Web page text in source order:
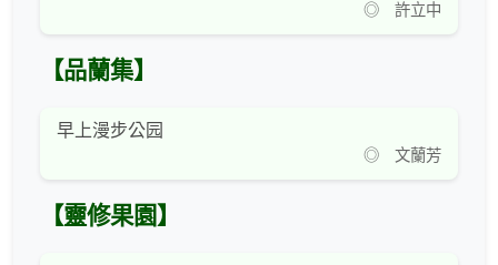
◎ 許立中
【品蘭集】
早上漫步公园
◎ 文蘭芳
【靈修果園】